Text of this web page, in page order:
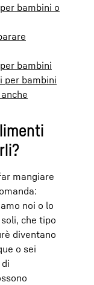
bambini o
bambini
per bambini
mangiare
noi o lo
che tipo
diventano
o sei